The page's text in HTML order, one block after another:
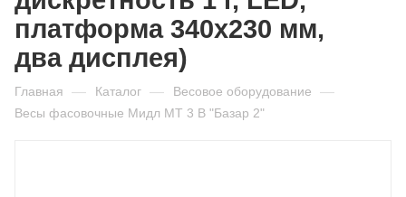
платформа 340х230 мм,
два дисплея)
Главная — Каталог — Весовое оборудование —
Весы фасовочные Мидл МТ 3 В "Базар 2"